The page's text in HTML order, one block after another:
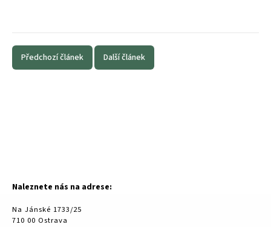
Předchozí článek Další článek
Naleznete nás na adrese:
Na Jánské 1733/25
710 00 Ostrava